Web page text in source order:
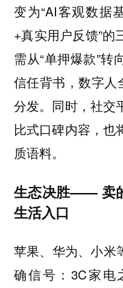
变为“AI客观数据
+真实用户反馈”的
需从“单押爆款”
信任背书，数字人
分发。同时，社交
比式口碑内容，也
质语料。
生态决胜—— 卖
生活入口
苹果、华为、小米
确信号：3C家电